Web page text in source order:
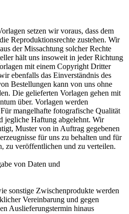
setzen wir voraus, dass dem
Reproduktionsrechte zustehen. Wir
der Missachtung solcher Rechte
hält uns insoweit in jeder Richtung
mit einem Copyright Dritter
ebenfalls das Einverständnis des
Bestellungen kann von uns ohne
Die gelieferten Vorlagen gehen mit
über. Vorlagen werden
mangelhafte fotografische Qualität
jegliche Haftung abgelehnt. Wir
Muster von in Auftrag gegebenen
für uns zu behalten und für
zu veröffentlichen und zu verteilen.
von Daten und
sonstige Zwischenprodukte werden
Vereinbarung und gegen
Auslieferungstermin hinaus